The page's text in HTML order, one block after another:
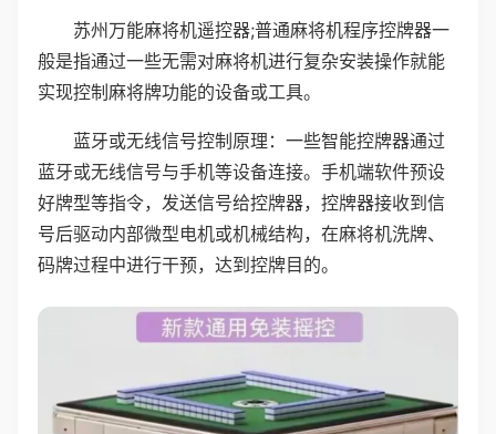
苏州万能麻将机遥控器;普通麻将机程序控牌器一
般是指通过一些无需对麻将机进行复杂安装操作就能
实现控制麻将牌功能的设备或工具。
蓝牙或无线信号控制原理：一些智能控牌器通过
蓝牙或无线信号与手机等设备连接。手机端软件预设
好牌型等指令，发送信号给控牌器，控牌器接收到信
号后驱动内部微型电机或机械结构，在麻将机洗牌、
码牌过程中进行干预，达到控牌目的。